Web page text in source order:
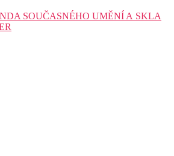
SOUČASNÉHO UMĚNÍ A SKLA